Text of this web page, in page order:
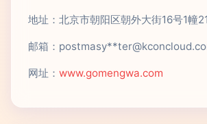
地址：北京市朝阳区朝外大街16号1幢
邮箱：postmasy**
网址： www.gomengwa.com